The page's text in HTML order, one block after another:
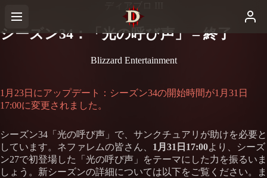
ディアブロ III
シーズン34：「光の呼び声」 – 終了
Blizzard Entertainment
1月23日にアップデート：シーズン34の開始時間が1月31日
17:00に変更されました。
シーズン34「光の呼び声」で、サンクチュアリが助けを必要と
しています。ネファレムの皆さん、 1月31日17:00より、シーズ
ン27で初登場した「光の呼び声」をテーマにした力を振るいま
しょう。新シーズンの詳細については以下をご覧ください。ま